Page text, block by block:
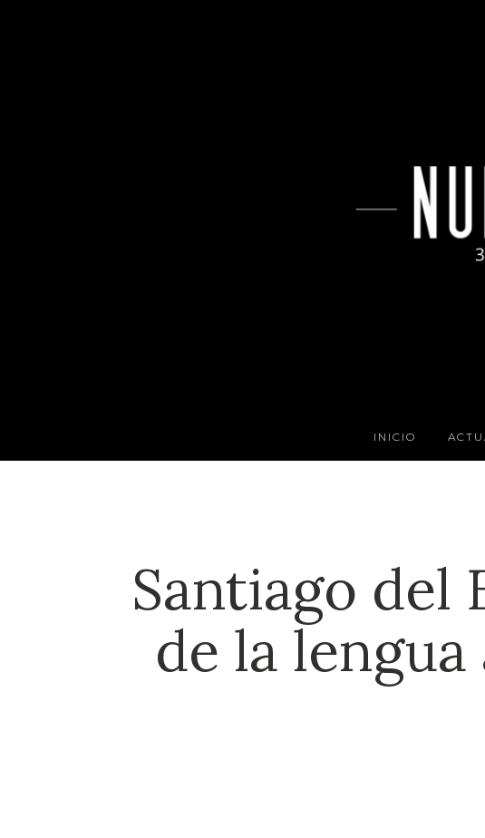
INICIO
Santiago del
de la